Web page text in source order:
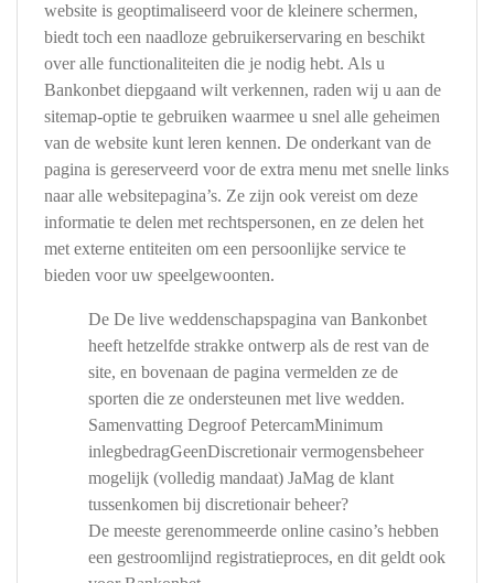
website is geoptimaliseerd voor de kleinere schermen,
biedt toch een naadloze gebruikerservaring en beschikt
over alle functionaliteiten die je nodig hebt. Als u
Bankonbet diepgaand wilt verkennen, raden wij u aan de
sitemap-optie te gebruiken waarmee u snel alle geheimen
van de website kunt leren kennen. De onderkant van de
pagina is gereserveerd voor de extra menu met snelle links
naar alle websitepagina’s. Ze zijn ook vereist om deze
informatie te delen met rechtspersonen, en ze delen het
met externe entiteiten om een ​​persoonlijke service te
bieden voor uw speelgewoonten.
De De live weddenschapspagina van Bankonbet
heeft hetzelfde strakke ontwerp als de rest van de
site, en bovenaan de pagina vermelden ze de
sporten die ze ondersteunen met live wedden.
Samenvatting Degroof PetercamMinimum
inlegbedragGeenDiscretionair vermogensbeheer
mogelijk (volledig mandaat) JaMag de klant
tussenkomen bij discretionair beheer?
De meeste gerenommeerde online casino’s hebben
een gestroomlijnd registratieproces, en dit geldt ook